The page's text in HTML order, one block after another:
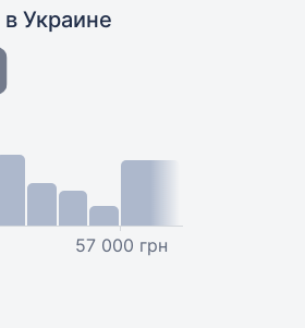
в Украине
57 000 грн